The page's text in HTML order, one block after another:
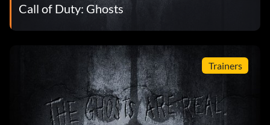
Call of Duty: Ghosts
Trainers